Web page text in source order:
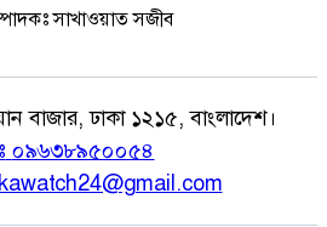
সাখাওয়াত সজীব
বাজার, ঢাকা ১২১৫, বাংলাদেশ।
০৯৬৩৮৯৫০০৫৪